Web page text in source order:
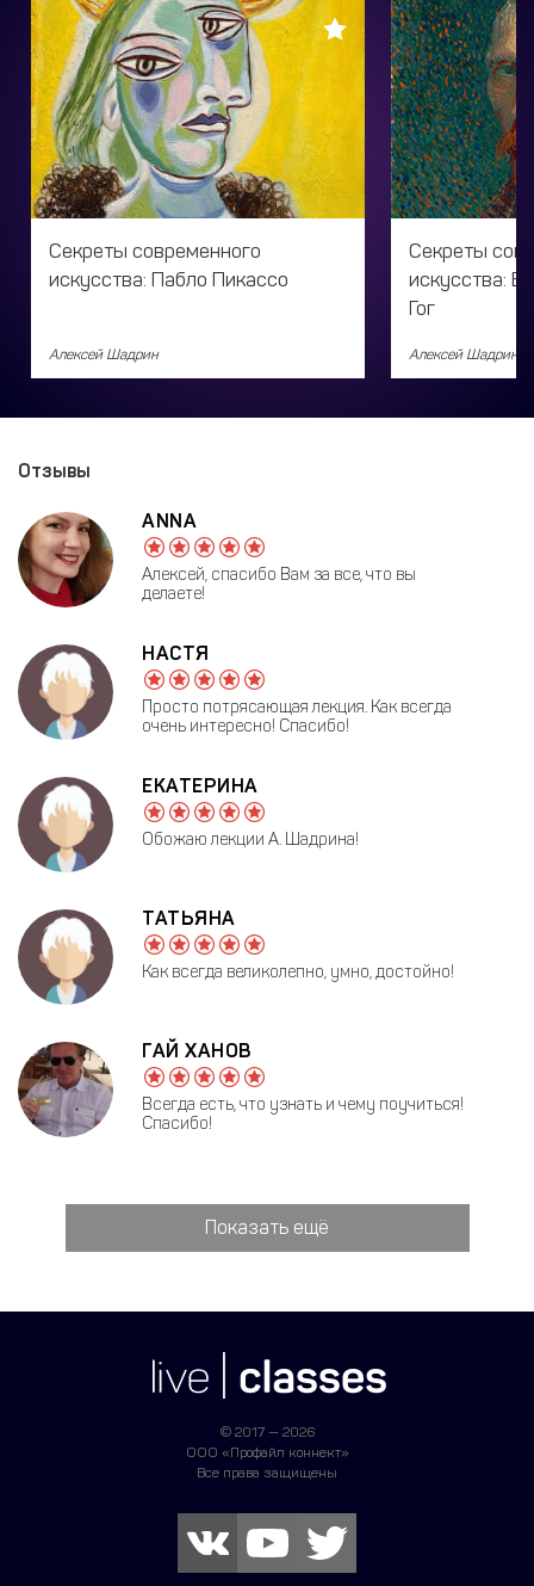
Секреты современного
искусства: Пабло Пикассо
Алексей Шадрин
Секреты
искусства:
Гог
Алексей Шадрин
Отзывы
ANNA
Алексей, спасибо Вам за все, что вы
делаете!
НАСТЯ
Просто потрясающая лекция. Как всегда
очень интересно! Спасибо!
ЕКАТЕРИНА
Обожаю лекции А. Шадрина!
ТАТЬЯНА
Как всегда великолепно, умно, достойно!
ГАЙ ХАНОВ
Всегда есть, что узнать и чему поучиться!
Спасибо!
Показать ещё
© 2017 — 2026
ООО «Профайл коннект»
Все права защищены